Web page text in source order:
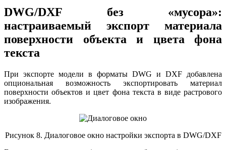
DWG/DXF без «мусора»:
настраиваемый экспорт материала
поверхности объекта и цвета фона
текста
При экспорте модели в форматы DWG и DXF добавлена
опциональная возможность экспортировать материал
поверхности объектов и цвет фона текста в виде растрового
изображения.
Рисунок 8. Диалоговое окно настройки экспорта в DWG/DXF